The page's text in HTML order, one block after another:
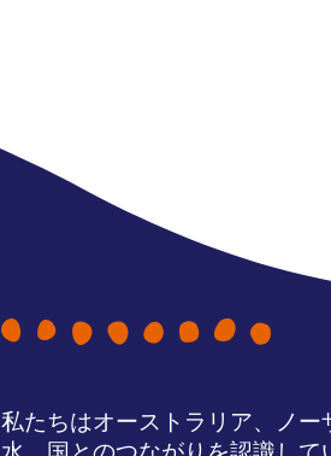
私たちはオーストラリア、ノー